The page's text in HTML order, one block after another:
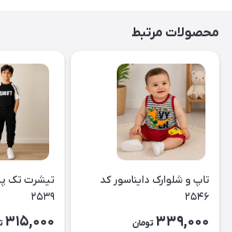
محصولات مرتبط
تاپ و شلوارک دایناسور کد
۲۵۴۶
339,000 تومان
تیشرت تک
۲۵۳۹
315,000